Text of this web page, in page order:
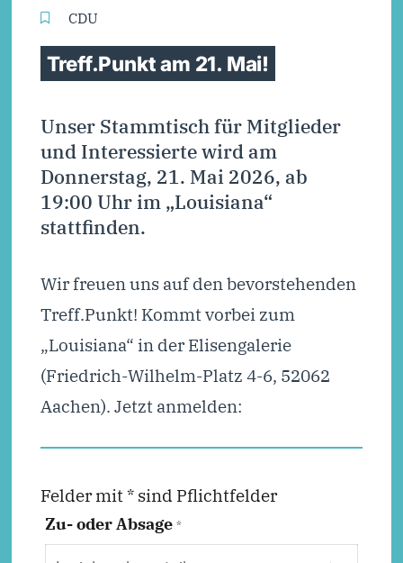
CDU
Treff.Punkt am 21. Mai!
Unser Stammtisch für Mitglieder
und Interessierte wird am
Donnerstag, 21. Mai 2026, ab
19:00 Uhr im „Louisiana“
stattfinden.
Wir freuen uns auf den bevorstehenden
Treff.Punkt! Kommt vorbei zum
„Louisiana“ in der Elisengalerie
(Friedrich-Wilhelm-Platz 4-6, 52062
Aachen). Jetzt anmelden:
Felder mit * sind Pflichtfelder
Zu- oder Absage *